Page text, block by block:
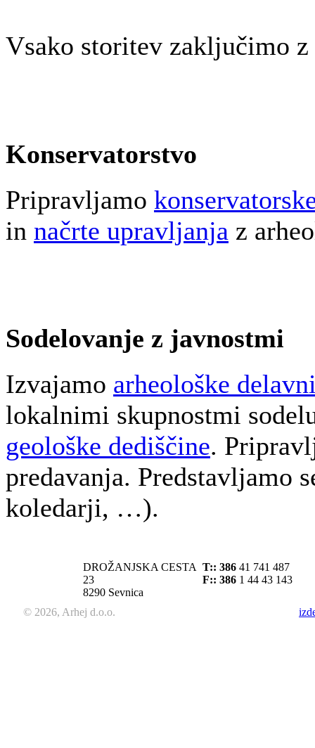
Vsako storitev zaključimo
Konservatorstvo
Pripravljamo
in načrte upravljanja z
Sodelovanje z javnostmi
Izvajamo arheološke
lokalnimi skupnostmi
geološke dediščine.
predavanja. Predstavljamo
koledarji, …).
DROŽANJSKA CESTA
23
8290 Sevnica
T:: 386 41 741 487
F:: 386 1 44 43 143
© 2026, Arhej d.o.o.